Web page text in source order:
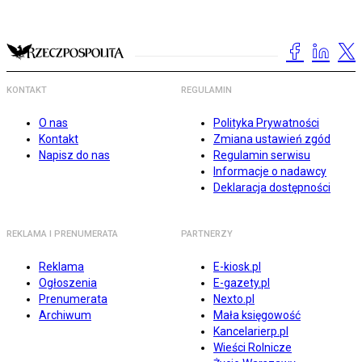
KONTAKT
O nas
Kontakt
Napisz do nas
REGULAMIN
Polityka Prywatności
Zmiana ustawień zgód
Regulamin serwisu
Informacje o nadawcy
Deklaracja dostępności
REKLAMA I PRENUMERATA
Reklama
Ogłoszenia
Prenumerata
Archiwum
PARTNERZY
E-kiosk.pl
E-gazety.pl
Nexto.pl
Mała księgowość
Kancelarierp.pl
Wieści Rolnicze